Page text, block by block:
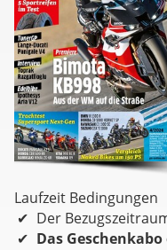
Laufzeit Bedingungen
Der
Das